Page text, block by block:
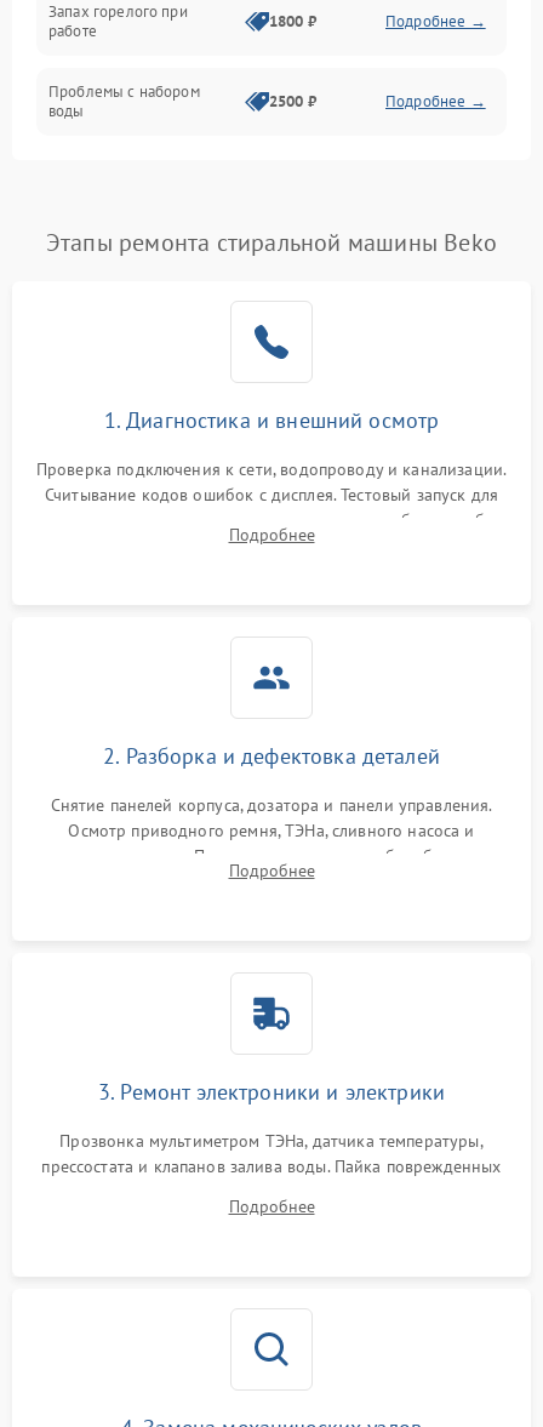
Запах горелого при
работе
1800 ₽ Подробнее →
Проблемы с набором
воды
2500 ₽ Подробнее →
Замена платы управления Подробнее →
Этапы ремонта стиральной машины Beko
1. Диагностика и внешний осмотр
Проверка подключения к сети, водопроводу и канализации.
Считывание кодов ошибок с дисплея. Тестовый запуск для
выявления посторонних шумов, протечек или сбоев в работе
электронного модуля управления.
Подробнее
2. Разборка и дефектовка деталей
Снятие панелей корпуса, дозатора и панели управления.
Осмотр приводного ремня, ТЭНа, сливного насоса и
амортизаторов. Проверка подшипников барабана и
крестовины на износ, а манжеты люка на разрывы.
Подробнее
3. Ремонт электроники и электрики
Прозвонка мультиметром ТЭНа, датчика температуры,
прессостата и клапанов залива воды. Пайка поврежденных
Восстановление целостности проводки и контактов.
Подробнее